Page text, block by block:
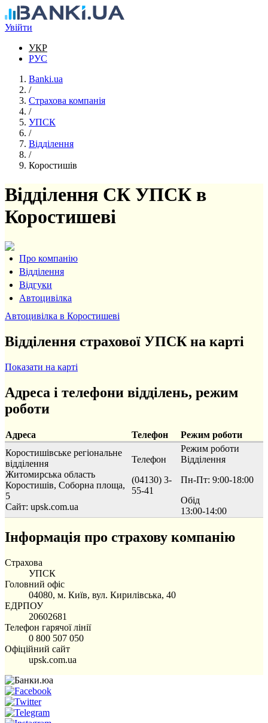
Перейти до основного вмісту
Увійти
УКР
РУС
Banki.ua
/
Страхова компанія
/
УПСК
/
Відділення
/
Коростишів
Відділення СК УПСК в
Коростишеві
Про компанію
Відділення
Відгуки
Автоцивілка
Автоцивілка в Коростишеві
Відділення страхової УПСК на карті
Показати на карті
Адреса і телефони відділень, режим
роботи
Адреса Телефон
Режим роботи
Коростишівське регіональне
відділення
Житомирська область
Коростишів, Соборна площа,
5
Сайт: upsk.com.ua
Телефон
(04130) 3-
55-41
Режим роботи
Відділення
Пн-Пт: 9:00-18:00
Обід
13:00-14:00
Інформація про страхову компанію
Страхова
УПСК
Головний офіс
04080, м. Київ, вул. Кирилівська, 40
ЕДРПОУ
20602681
Телефон гарячої лінії
0 800 507 050
Офіційний сайт
upsk.com.ua